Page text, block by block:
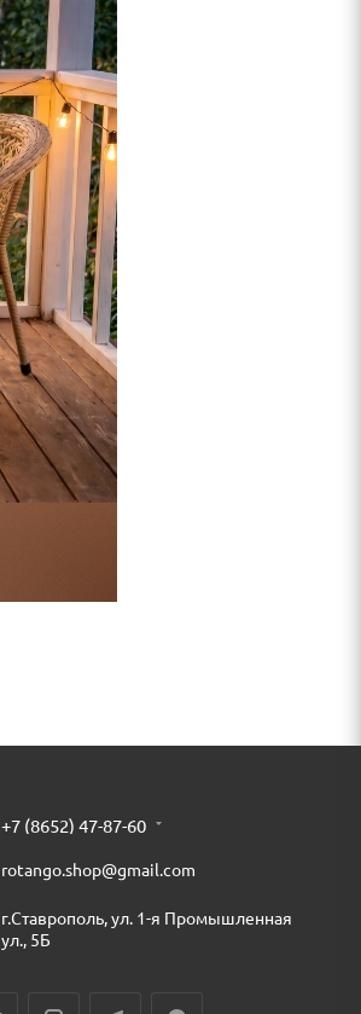
+7 (8652) 47-87-60
rotango.shop@gmail.com
г.Ставрополь, ул. 1-я Промышленная
ул., 5Б